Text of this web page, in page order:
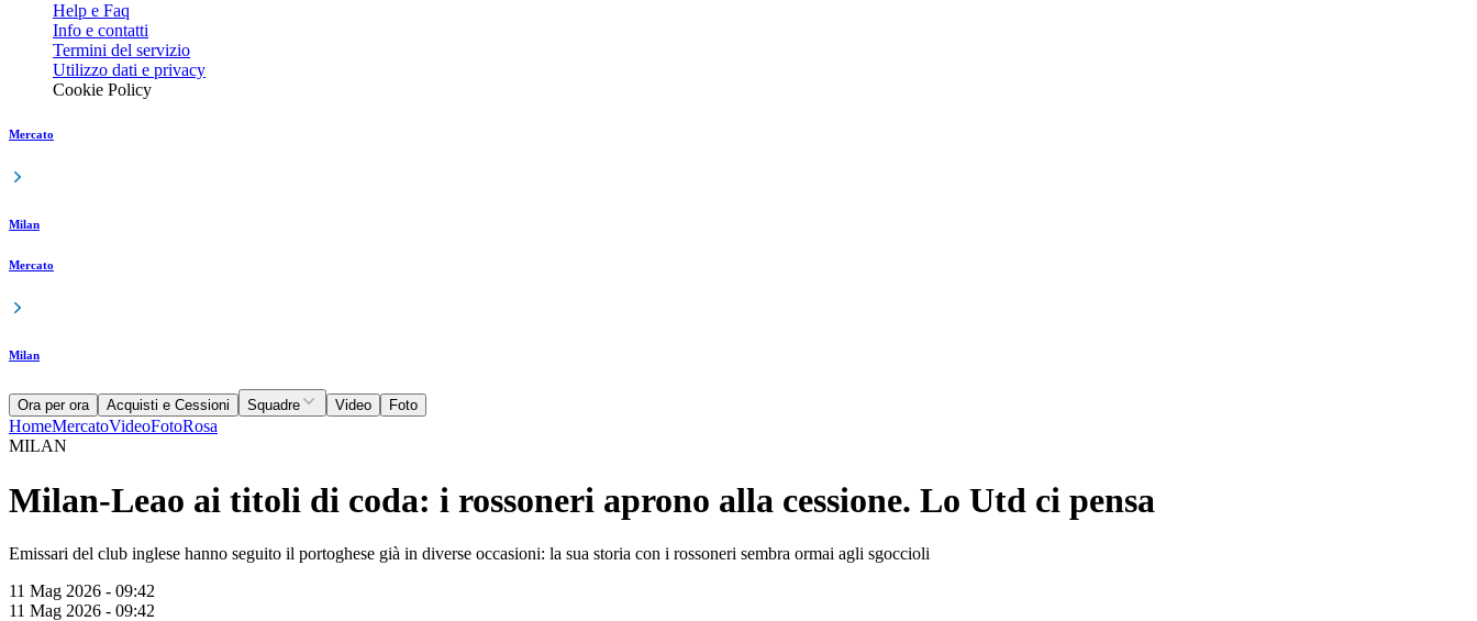
Help e Faq
Info e contatti
Termini del servizio
Utilizzo dati e privacy
Cookie Policy
Mercato
Milan
Mercato
Milan
Ora per ora Acquisti e Cessioni Squadre Video Foto
HomeMercatoVideoFotoRosa
MILAN
Milan-Leao ai titoli di coda: i rossoneri aprono alla cessione. Lo Utd ci pensa
Emissari del club inglese hanno seguito il portoghese già in diverse occasioni: la sua storia con i rossoneri sembra ormai agli sgoccioli
11 Mag 2026 - 09:42
11 Mag 2026 - 09:42